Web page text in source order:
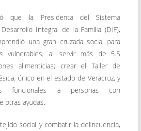
que la Presidenta del Sistema
Integral de la Familia (DIF),
una gran cruzada social para
vulnerables, al servir más de 5.5
alimenticias; crear el Taller de
único en el estado de Veracruz, y
funcionales a personas con
otras ayudas.
social y combatir la delincuencia,